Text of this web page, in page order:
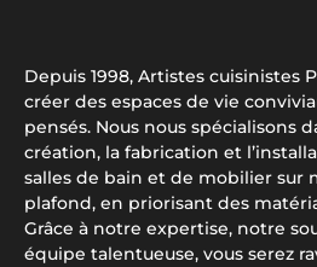
Depuis 1998, Artistes cuisinistes
créer des espaces de vie
pensés. Nous nous spécialisons
création, la fabrication et
salles de bain et de mobilier sur
plafond, en priorisant des
Grâce à notre expertise, notre
équipe talentueuse, vous serez